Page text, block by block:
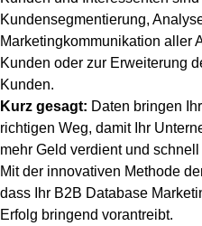
Kundensegmentierung,
Marketingkommunikation aller
Kunden oder zur Erweiterung
Kunden.
Kurz gesagt: Daten bringen
richtigen Weg, damit Ihr
mehr Geld verdient und
Mit der innovativen Methode
dass Ihr B2B Database
Erfolg bringend vorantreibt.